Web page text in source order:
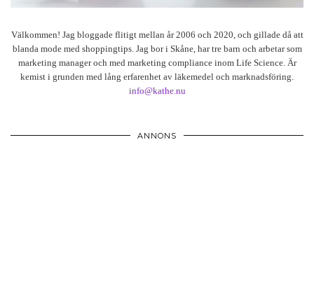
Välkommen! Jag bloggade flitigt mellan år 2006 och 2020, och gillade då att
blanda mode med shoppingtips. Jag bor i Skåne, har tre barn och arbetar som
marketing manager och med marketing compliance inom Life Science. Är
kemist i grunden med lång erfarenhet av läkemedel och marknadsföring.
info@kathe.nu
ANNONS